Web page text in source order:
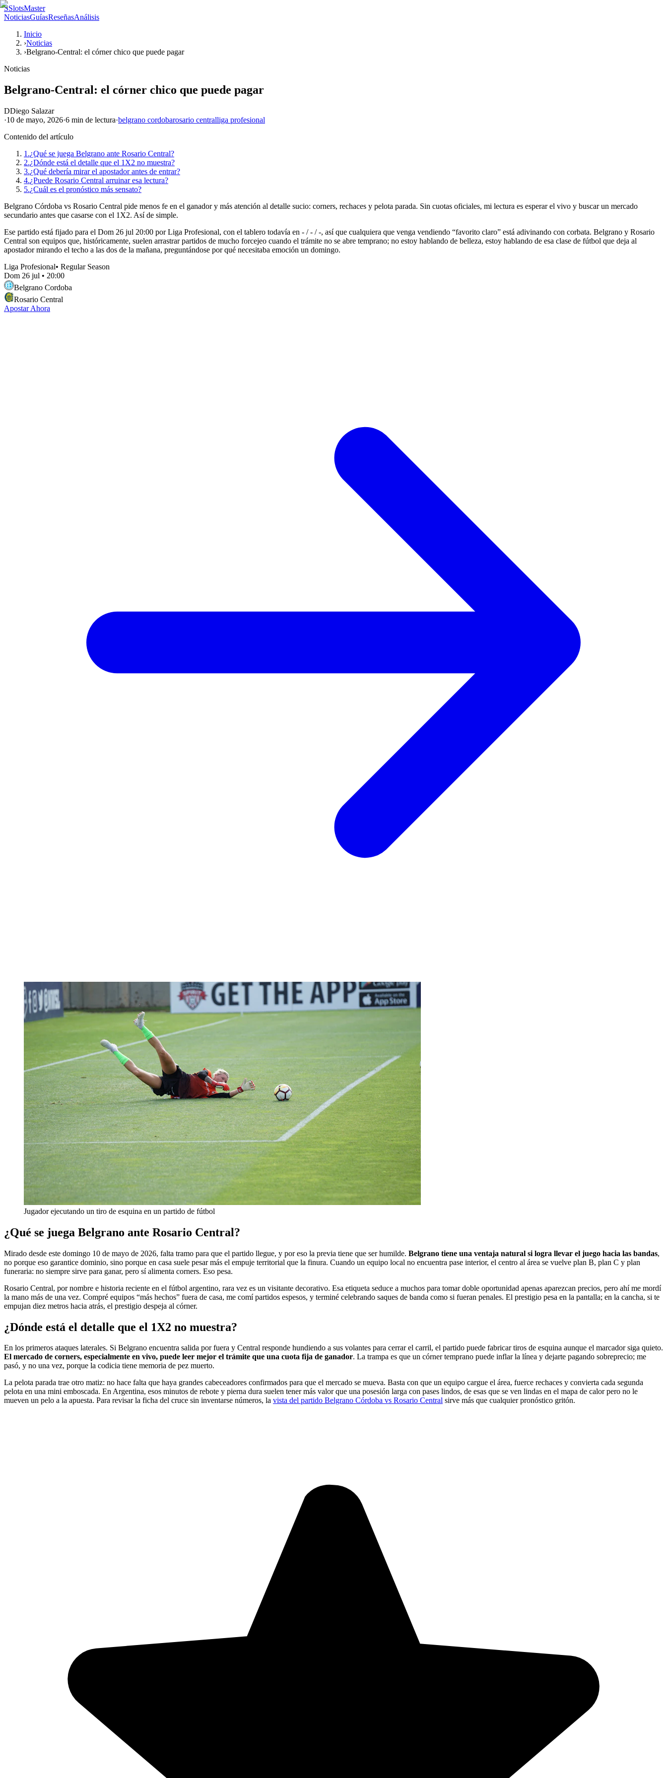
SSlotsMaster
NoticiasGuíasReseñasAnálisis
Inicio
›Noticias
›Belgrano-Central: el córner chico que puede pagar
Noticias
Belgrano-Central: el córner chico que puede pagar
DDiego Salazar
·10 de mayo, 2026·6 min de lectura·belgrano cordobarosario centralliga profesional
Contenido del artículo
1.¿Qué se juega Belgrano ante Rosario Central?
2.¿Dónde está el detalle que el 1X2 no muestra?
3.¿Qué debería mirar el apostador antes de entrar?
4.¿Puede Rosario Central arruinar esa lectura?
5.¿Cuál es el pronóstico más sensato?
Belgrano Córdoba vs Rosario Central pide menos fe en el ganador y más atención al detalle sucio: corners, rechaces y pelota parada. Sin cuotas oficiales, mi lectura es esperar el vivo y buscar un mercado
secundario antes que casarse con el 1X2. Así de simple.
Ese partido está fijado para el Dom 26 jul 20:00 por Liga Profesional, con el tablero todavía en - / - / -, así que cualquiera que venga vendiendo “favorito claro” está adivinando con corbata. Belgrano y Rosario
Central son equipos que, históricamente, suelen arrastrar partidos de mucho forcejeo cuando el trámite no se abre temprano; no estoy hablando de belleza, estoy hablando de esa clase de fútbol que deja al
apostador mirando el techo a las dos de la mañana, preguntándose por qué necesitaba emoción un domingo.
Liga Profesional• Regular Season
Dom 26 jul • 20:00
Belgrano Cordoba
Rosario Central
Apostar Ahora
Jugador ejecutando un tiro de esquina en un partido de fútbol
¿Qué se juega Belgrano ante Rosario Central?
Mirado desde este domingo 10 de mayo de 2026, falta tramo para que el partido llegue, y por eso la previa tiene que ser humilde. Belgrano tiene una ventaja natural si logra llevar el juego hacia las bandas,
no porque eso garantice dominio, sino porque en casa suele pesar más el empuje territorial que la finura. Cuando un equipo local no encuentra pase interior, el centro al área se vuelve plan B, plan C y plan
funeraria: no siempre sirve para ganar, pero sí alimenta corners. Eso pesa.
Rosario Central, por nombre e historia reciente en el fútbol argentino, rara vez es un visitante decorativo. Esa etiqueta seduce a muchos para tomar doble oportunidad apenas aparezcan precios, pero ahí me mordí
la mano más de una vez. Compré equipos “más hechos” fuera de casa, me comí partidos espesos, y terminé celebrando saques de banda como si fueran penales. El prestigio pesa en la pantalla; en la cancha, si te
empujan diez metros hacia atrás, el prestigio despeja al córner.
¿Dónde está el detalle que el 1X2 no muestra?
En los primeros ataques laterales. Si Belgrano encuentra salida por fuera y Central responde hundiendo a sus volantes para cerrar el carril, el partido puede fabricar tiros de esquina aunque el marcador siga quieto.
El mercado de corners, especialmente en vivo, puede leer mejor el trámite que una cuota fija de ganador. La trampa es que un córner temprano puede inflar la línea y dejarte pagando sobreprecio; me
pasó, y no una vez, porque la codicia tiene memoria de pez muerto.
La pelota parada trae otro matiz: no hace falta que haya grandes cabeceadores confirmados para que el mercado se mueva. Basta con que un equipo cargue el área, fuerce rechaces y convierta cada segunda
pelota en una mini emboscada. En Argentina, esos minutos de rebote y pierna dura suelen tener más valor que una posesión larga con pases lindos, de esas que se ven lindas en el mapa de calor pero no le
mueven un pelo a la apuesta. Para revisar la ficha del cruce sin inventarse números, la vista del partido Belgrano Córdoba vs Rosario Central sirve más que cualquier pronóstico gritón.